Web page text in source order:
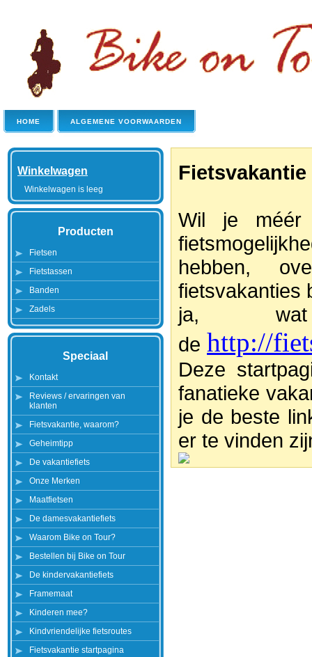
HOME ALGEMENE VOORWAARDEN
Winkelwagen
Winkelwagen is leeg
Producten
Fietsen
Fietstassen
Banden
Zadels
Speciaal
Kontakt
Reviews / ervaringen van
klanten
Fietsvakantie, waarom?
Geheimtipp
De vakantiefiets
Onze Merken
Maatfietsen
De damesvakantiefiets
Waarom Bike on Tour?
Bestellen bij Bike on Tour
De kindervakantiefiets
Framemaat
Kinderen mee?
Kindvriendelijke fietsroutes
Fietsvakantie startpagina
Wil je méér
hebben,
fietsvakanties
ja,
de http://
Deze
fanatieke
je de beste
er te vinden